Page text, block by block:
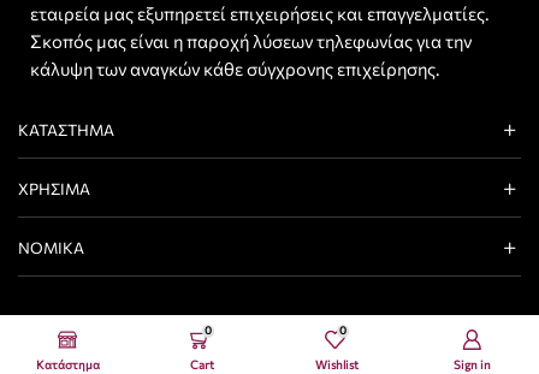
εταιρεία μας εξυπηρετεί επιχειρήσεις και επαγγελματίες.
Σκοπός μας είναι η παροχή λύσεων τηλεφωνίας για την
κάλυψη των αναγκών κάθε σύγχρονης επιχείρησης.
ΚΑΤΆΣΤΗΜΑ
ΧΡΉΣΙΜΑ
ΝΟΜΙΚΆ
Voip.gr 2024 All Rights Reserved
Κατάστημα
0
Cart
0
Wishlist Sign in